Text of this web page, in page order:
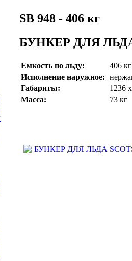
SB 948 - 406 кг
БУНКЕР ДЛЯ ЛЬДА
Емкость по льду:
406 кг
Исполнение наружное:
Габариты:
1236
Масса:
73 кг